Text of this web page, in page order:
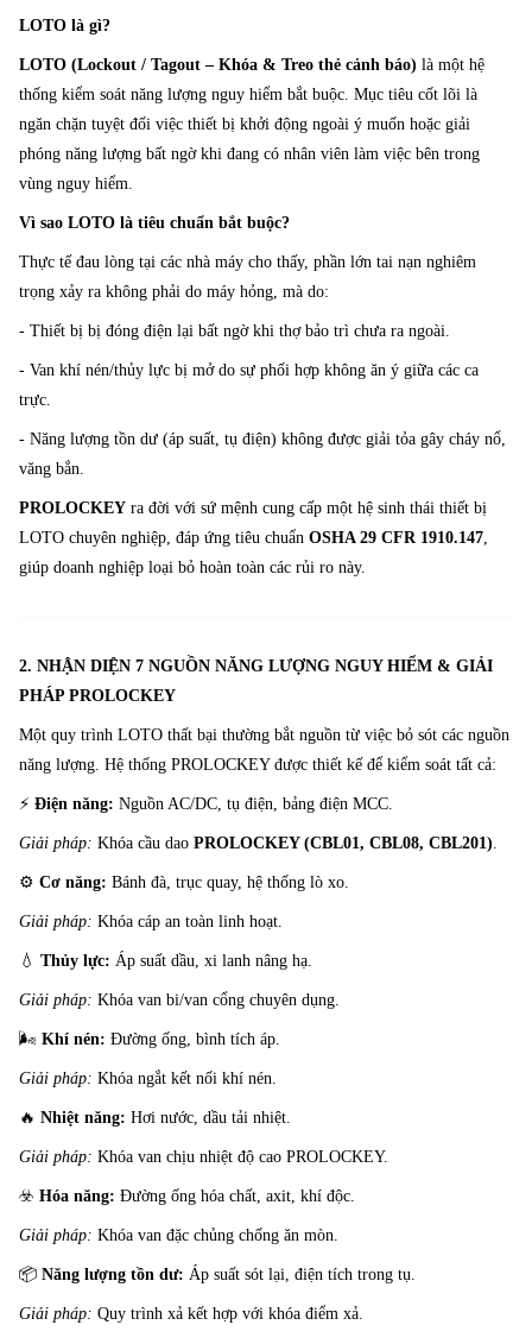
LOTO là gì?
LOTO (Lockout / Tagout – Khóa & Treo thẻ cảnh báo) là một hệ
thống kiểm soát năng lượng nguy hiểm bắt buộc. Mục tiêu cốt lõi là
ngăn chặn tuyệt đối việc thiết bị khởi động ngoài ý muốn hoặc giải
phóng năng lượng bất ngờ khi đang có nhân viên làm việc bên trong
vùng nguy hiểm.
Vì sao LOTO là tiêu chuẩn bắt buộc?
Thực tế đau lòng tại các nhà máy cho thấy, phần lớn tai nạn nghiêm
trọng xảy ra không phải do máy hỏng, mà do:
- Thiết bị bị đóng điện lại bất ngờ khi thợ bảo trì chưa ra ngoài.
- Van khí nén/thủy lực bị mở do sự phối hợp không ăn ý giữa các ca
trực.
- Năng lượng tồn dư (áp suất, tụ điện) không được giải tỏa gây cháy nổ,
văng bắn.
PROLOCKEY ra đời với sứ mệnh cung cấp một hệ sinh thái thiết bị
LOTO chuyên nghiệp, đáp ứng tiêu chuẩn OSHA 29 CFR 1910.147,
giúp doanh nghiệp loại bỏ hoàn toàn các rủi ro này.
2. NHẬN DIỆN 7 NGUỒN NĂNG LƯỢNG NGUY HIỂM & GIẢI
PHÁP PROLOCKEY
Một quy trình LOTO thất bại thường bắt nguồn từ việc bỏ sót các nguồn
năng lượng. Hệ thống PROLOCKEY được thiết kế để kiểm soát tất cả:
⚡ Điện năng: Nguồn AC/DC, tụ điện, bảng điện MCC.
Giải pháp: Khóa cầu dao PROLOCKEY (CBL01, CBL08, CBL201).
⚙️ Cơ năng: Bánh đà, trục quay, hệ thống lò xo.
Giải pháp: Khóa cáp an toàn linh hoạt.
💧 Thủy lực: Áp suất dầu, xi lanh nâng hạ.
Giải pháp: Khóa van bi/van cổng chuyên dụng.
🌬️ Khí nén: Đường ống, bình tích áp.
Giải pháp: Khóa ngắt kết nối khí nén.
🔥 Nhiệt năng: Hơi nước, dầu tải nhiệt.
Giải pháp: Khóa van chịu nhiệt độ cao PROLOCKEY.
☣️ Hóa năng: Đường ống hóa chất, axit, khí độc.
Giải pháp: Khóa van đặc chủng chống ăn mòn.
📦 Năng lượng tồn dư: Áp suất sót lại, điện tích trong tụ.
Giải pháp: Quy trình xả kết hợp với khóa điểm xả.